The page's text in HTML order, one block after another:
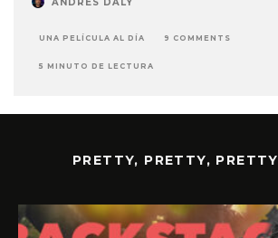
UNA PELÍCULA AL DÍA 9 COMMENTS
5 MINUTO DE LECTURA
PRETTY, PRETTY,